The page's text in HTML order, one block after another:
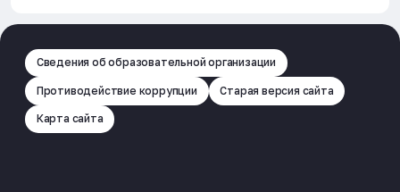
Сведения об образовательной организации
Противодействие коррупции Старая версия сайта
Карта сайта